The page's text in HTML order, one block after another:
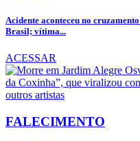
Acidente aconteceu no
Brasil; vítima...
ACESSAR
FALECIMENTO